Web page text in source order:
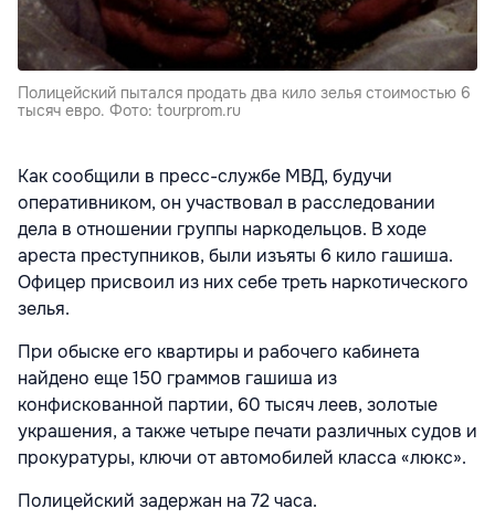
Полицейский пытался продать два кило зелья стоимостью 6
тысяч евро. Фото: tourprom.ru
Как сообщили в пресс-службе МВД, будучи
оперативником, он участвовал в расследовании
дела в отношении группы наркодельцов. В ходе
ареста преступников, были изъяты 6 кило гашиша.
Офицер присвоил из них себе треть наркотического
зелья.
При обыске его квартиры и рабочего кабинета
найдено еще 150 граммов гашиша из
конфискованной партии, 60 тысяч леев, золотые
украшения, а также четыре печати различных судов и
прокуратуры, ключи от автомобилей класса «люкс».
Полицейский задержан на 72 часа.